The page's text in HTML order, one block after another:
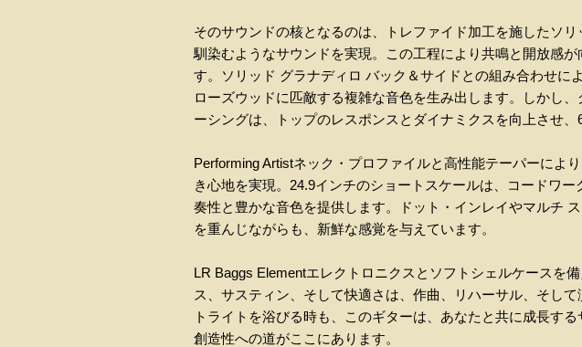
そのサウンドの核となるのは、トレファイド加工を施したソ
馴染むようなサウンドを実現。この工程により共鳴と開放感
す。ソリッド グラナディロ バック＆サイドとの組み合わせ
ローズウッドに匹敵する複雑な音色を生み出します。しかし
ーシングは、トップのレスポンスとダイナミクスを向上させ
Performing Artistネック・プロファイルと高性能テーパーによ
き心地を実現。24.9インチのショートスケールは、コードワ
奏性と豊かな音色を提供します。ドット・インレイやマルチ
を重んじながらも、新鮮な感覚を与えています。
LR Baggs Elementエレクトロニクスとソフトシェルケースを
ス、サスティン、そして快適さは、作曲、リハーサル、そし
トライトを浴びる時も、このギターは、あなたと共に成長す
創造性への道がここにあります。